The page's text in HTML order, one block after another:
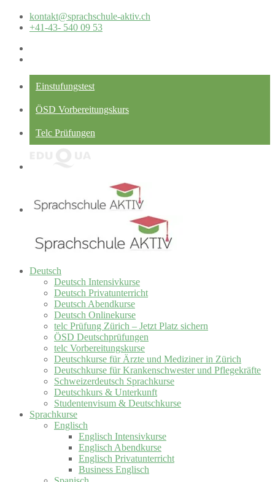
kontakt@sprachschule-aktiv.ch
+41-43- 540 09 53
Einstufungstest
ÖSD Vorbereitungskurs
Telc Prüfungen
Deutsch
Deutsch Intensivkurse
Deutsch Privatunterricht
Deutsch Abendkurse
Deutsch Onlinekurse
telc Prüfung Zürich – Jetzt Platz sichern
ÖSD Deutschprüfungen
telc Vorbereitungskurse
Deutschkurse für Ärzte und Mediziner in Zürich
Deutschkurse für Krankenschwester und Pflegekräfte
Schweizerdeutsch Sprachkurse
Deutschkurs & Unterkunft
Studentenvisum & Deutschkurse
Sprachkurse
Englisch
Englisch Intensivkurse
Englisch Abendkurse
Englisch Privatunterricht
Business Englisch